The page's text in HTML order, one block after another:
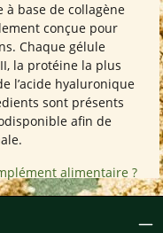
base de collagène
conçue pour
Chaque gélule
la protéine la plus
l’acide hyaluronique
sont présents
afin de